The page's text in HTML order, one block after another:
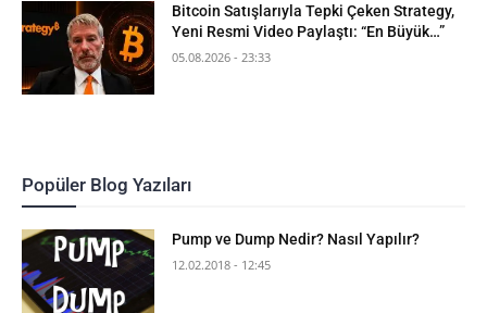
Bitcoin Satışlarıyla Tepki Çeken Strategy,
Yeni Resmi Video Paylaştı: “En Büyük…”
05.08.2026 - 23:33
Popüler Blog Yazıları
Pump ve Dump Nedir? Nasıl Yapılır?
12.02.2018 - 12:45